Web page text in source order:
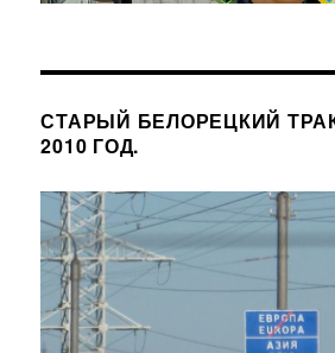
СТАРЫЙ БЕЛОРЕЦКИЙ
2010 ГОД.